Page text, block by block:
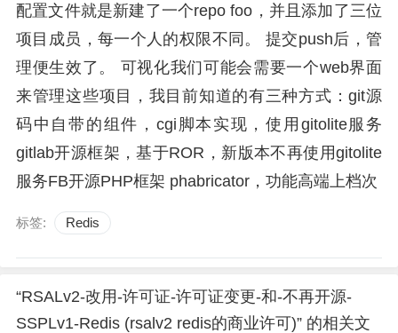
配置文件就是新建了一个repo foo，并且添加了三位
项目成员，每一个人的权限不同。 提交push后，管
理便生效了。 可视化我们可能会需要一个web界面
来管理这些项目，我目前知道的有三种方式：git源
码中自带的组件，cgi脚本实现，使用gitolite服务
gitlab开源框架，基于ROR，新版本不再使用gitolite
服务FB开源PHP框架 phabricator，功能高端上档次
标签: Redis
“RSALv2-改用-许可证-许可证变更-和-不再开源-
SSPLv1-Redis (rsalv2 redis的商业许可)” 的相关文